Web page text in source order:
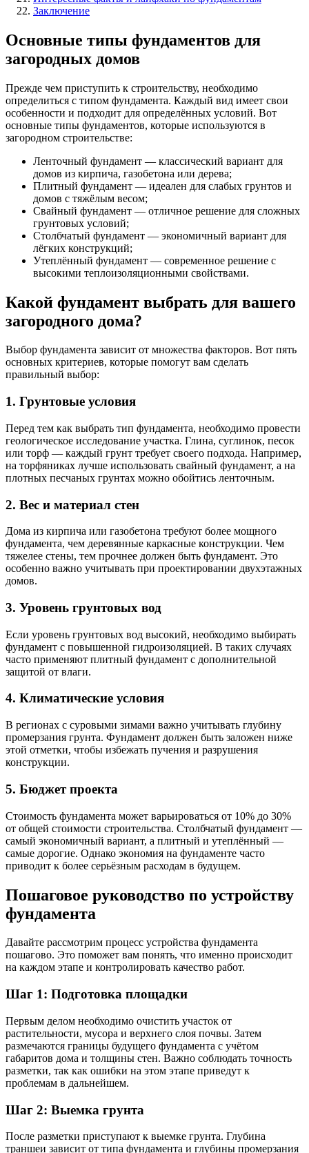
Заключение
Основные типы фундаментов для
загородных домов
Прежде чем приступить к строительству, необходимо
определиться с типом фундамента. Каждый вид имеет свои
особенности и подходит для определённых условий. Вот
основные типы фундаментов, которые используются в
загородном строительстве:
Ленточный фундамент — классический вариант для
домов из кирпича, газобетона или дерева;
Плитный фундамент — идеален для слабых грунтов и
домов с тяжёлым весом;
Свайный фундамент — отличное решение для сложных
грунтовых условий;
Столбчатый фундамент — экономичный вариант для
лёгких конструкций;
Утеплённый фундамент — современное решение с
высокими теплоизоляционными свойствами.
Какой фундамент выбрать для вашего
загородного дома?
Выбор фундамента зависит от множества факторов. Вот пять
основных критериев, которые помогут вам сделать
правильный выбор:
1. Грунтовые условия
Перед тем как выбрать тип фундамента, необходимо провести
геологическое исследование участка. Глина, суглинок, песок
или торф — каждый грунт требует своего подхода. Например,
на торфяниках лучше использовать свайный фундамент, а на
плотных песчаных грунтах можно обойтись ленточным.
2. Вес и материал стен
Дома из кирпича или газобетона требуют более мощного
фундамента, чем деревянные каркасные конструкции. Чем
тяжелее стены, тем прочнее должен быть фундамент. Это
особенно важно учитывать при проектировании двухэтажных
домов.
3. Уровень грунтовых вод
Если уровень грунтовых вод высокий, необходимо выбирать
фундамент с повышенной гидроизоляцией. В таких случаях
часто применяют плитный фундамент с дополнительной
защитой от влаги.
4. Климатические условия
В регионах с суровыми зимами важно учитывать глубину
промерзания грунта. Фундамент должен быть заложен ниже
этой отметки, чтобы избежать пучения и разрушения
конструкции.
5. Бюджет проекта
Стоимость фундамента может варьироваться от 10% до 30%
от общей стоимости строительства. Столбчатый фундамент —
самый экономичный вариант, а плитный и утеплённый —
самые дорогие. Однако экономия на фундаменте часто
приводит к более серьёзным расходам в будущем.
Пошаговое руководство по устройству
фундамента
Давайте рассмотрим процесс устройства фундамента
пошагово. Это поможет вам понять, что именно происходит
на каждом этапе и контролировать качество работ.
Шаг 1: Подготовка площадки
Первым делом необходимо очистить участок от
растительности, мусора и верхнего слоя почвы. Затем
размечаются границы будущего фундамента с учётом
габаритов дома и толщины стен. Важно соблюдать точность
разметки, так как ошибки на этом этапе приведут к
проблемам в дальнейшем.
Шаг 2: Выемка грунта
После разметки приступают к выемке грунта. Глубина
траншеи зависит от типа фундамента и глубины промерзания